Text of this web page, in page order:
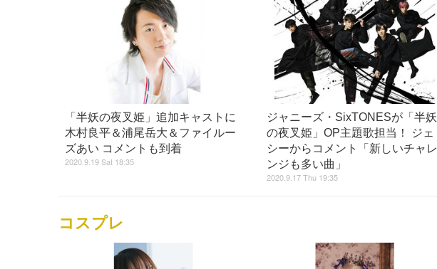
「半妖の夜叉姫」追加キャストに
木村良平＆浦尾岳大＆ファイルー
ズあい コメントも到着
2020.9.19 Sat 18:35
ジャニーズ・SixTONESが「半妖
の夜叉姫」OP主題歌担当！ ジェ
シーからコメント「新しいチャレ
ンジも多い曲」
2020.9.17 Thu 19:35
コスプレ